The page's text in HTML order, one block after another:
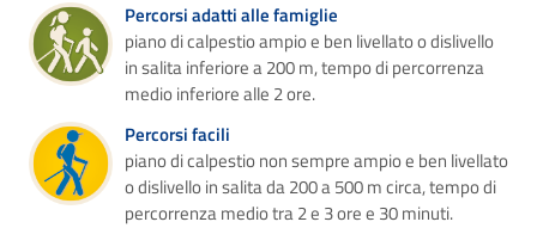
Percorsi adatti alle famiglie
piano di calpestio ampio e ben livellato o dislivello
in salita inferiore a 200 m, tempo di percorrenza
medio inferiore alle 2 ore.
Percorsi facili
piano di calpestio non sempre ampio e ben livellato
o dislivello in salita da 200 a 500 m circa, tempo di
percorrenza medio tra 2 e 3 ore e 30 minuti.